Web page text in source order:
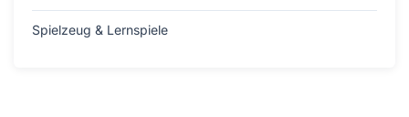
Spielzeug & Lernspiele